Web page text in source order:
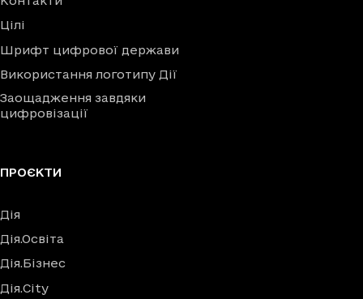
Цілі
Шрифт цифрової держави
Використання логотипу Дії
Заощадження завдяки
цифровізації
ПРОЄКТИ
Дія
Дія.Освіта
Дія.Бізнес
Дія.City